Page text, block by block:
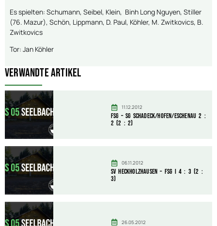
Es spielten: Schumann, Seibel, Klein, Binh Long Nguyen, Stiller
(76. Mazur), Schön, Lippmann, D. Paul, Köhler, M. Zwitkovics, B.
Zwitkovics
Tor: Jan Köhler
Verwandte Artikel
11.12.2012
FSG – SG Schadeck/Hofen/Eschenau 2 :
2 (2 : 2)
06.11.2012
SV Heckholzhausen – FSG I 4 : 3 (2 :
3)
26.05.2012